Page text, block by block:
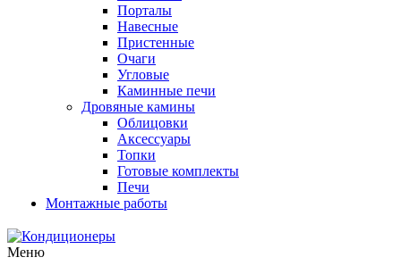
Порталы
Навесные
Пристенные
Очаги
Угловые
Каминные печи
Дровяные камины
Облицовки
Аксессуары
Топки
Готовые комплекты
Печи
Монтажные работы
Меню